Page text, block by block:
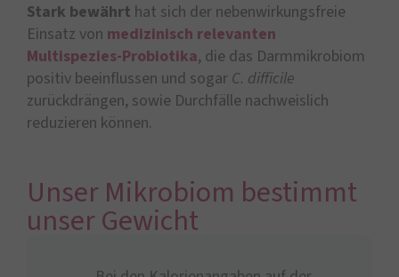
Stark bewährt hat sich der nebenwirkungsfreie
Einsatz von medizinisch relevanten
Multispezies-Probiotika, die das Darmmikrobiom
positiv beeinflussen und sogar C. difficile
zurückdrängen, sowie Durchfälle nachweislich
reduzieren können.
Unser Mikrobiom bestimmt
unser Gewicht